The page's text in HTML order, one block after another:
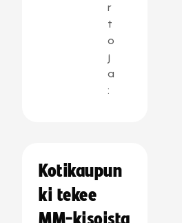
r
t
o
j
a
:
Kotikaupun
ki tekee